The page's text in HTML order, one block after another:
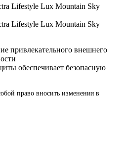
привлекательного внешнего
обеспечивает безопасную
право вносить изменения в